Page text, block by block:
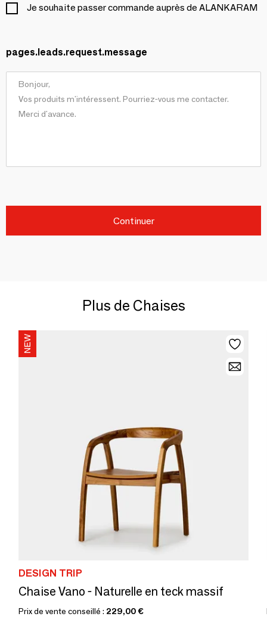
Je souhaite passer commande auprès de ALANKARAM
pages.leads.request.message
Continuer
Plus de Chaises
DESIGN TRIP
Chaise Vano - Naturelle en teck massif
Prix de vente conseillé : 229,00 €